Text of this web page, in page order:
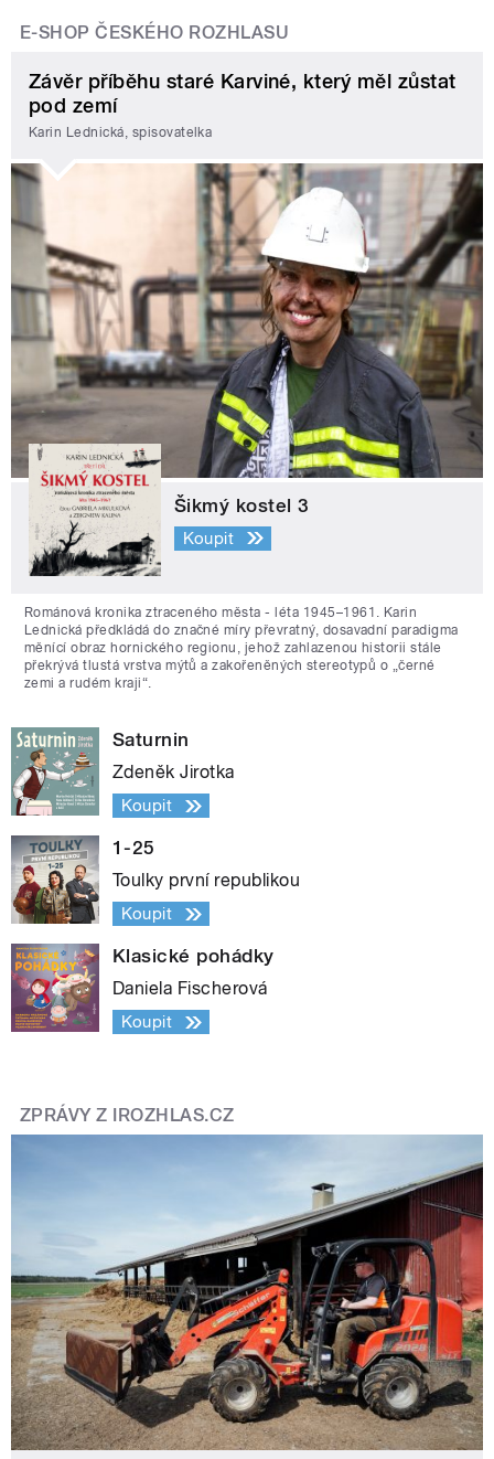
E-SHOP ČESKÉHO ROZHLASU
Závěr příběhu staré Karviné, který měl zůstat
pod zemí
Karin Lednická, spisovatelka
Šikmý kostel 3
Koupit
Románová kronika ztraceného města - léta 1945–1961. Karin
Lednická předkládá do značné míry převratný, dosavadní paradigma
měnící obraz hornického regionu, jehož zahlazenou historii stále
překrývá tlustá vrstva mýtů a zakořeněných stereotypů o „černé
zemi a rudém kraji“.
Saturnin
Zdeněk Jirotka
Koupit
1-25
Toulky první republikou
Koupit
Klasické pohádky
Daniela Fischerová
Koupit
ZPRÁVY Z IROZHLAS.CZ